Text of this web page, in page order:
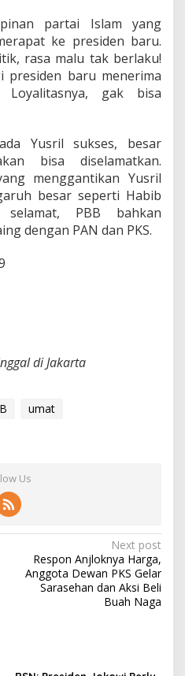
partai Islam yang
ke presiden baru.
rasa malu tak berlaku!
presiden baru menerima
gak bisa
Yusril sukses, besar
bisa diselamatkan.
menggantikan Yusril
besar seperti Habib
PBB bahkan
dengan PAN dan PKS.
di Jakarta
umat
Us
Next post
Respon Anjloknya Harga,
Anggota Dewan PKS Gelar
Sarasehan dan Aksi Beli
Buah Naga